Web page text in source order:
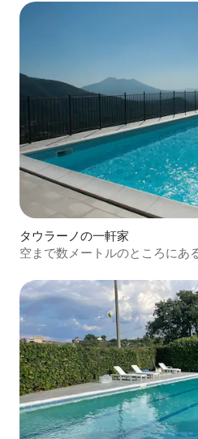
タウラーノの一軒家
空まで数メートルのところにあ